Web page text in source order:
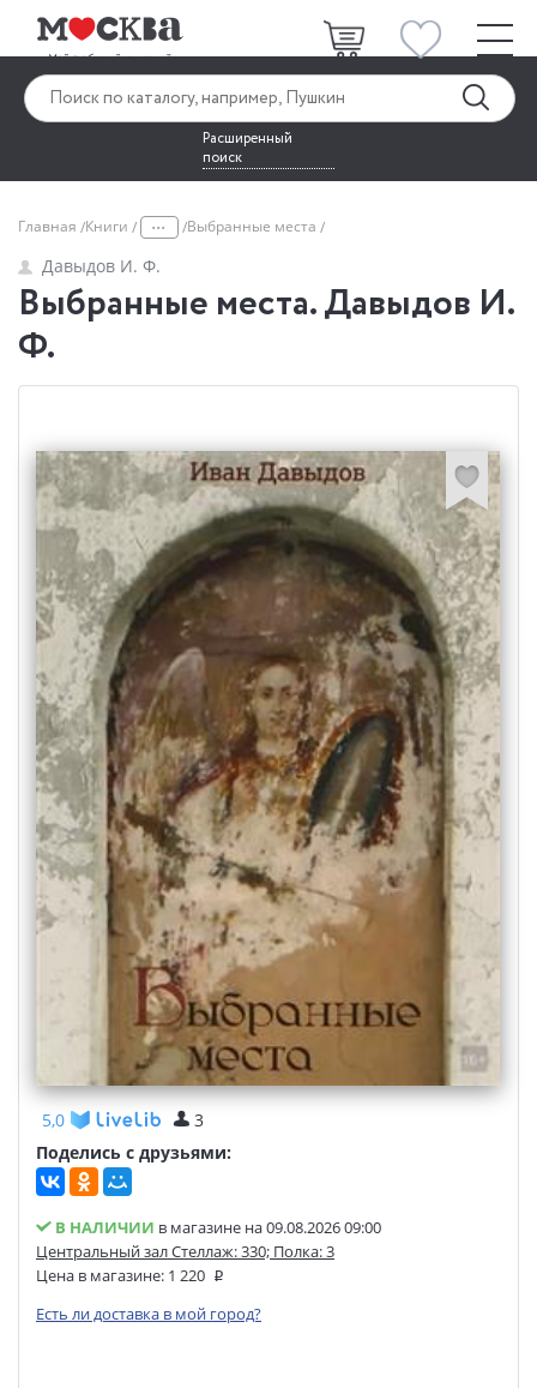
Расширенный
поиск
Главная Книги ... Выбранные места
Давыдов И. Ф.
Выбранные места. Давыдов И.
Ф.
5,0
3
Поделись с друзьями:
В НАЛИЧИИ в магазине на 09.08.2026 09:00
Центральный зал Стеллаж: 330; Полка: 3
Цена в магазине: 1 220
Есть ли доставка в мой город?